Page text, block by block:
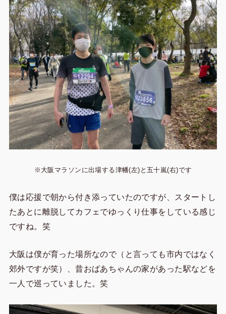
※大阪マラソンに出場する津幡(左)と五十嵐(右)です
僕は応援で朝から付き添っていたのですが、スタートし
たあとに離脱してカフェでゆっくり仕事をしている感じ
ですね。笑
大阪は僕が育った場所なので（と言っても市内ではなく
郊外ですが笑）、昔おばあちゃんの家があった駅などを
一人で巡っていました。笑